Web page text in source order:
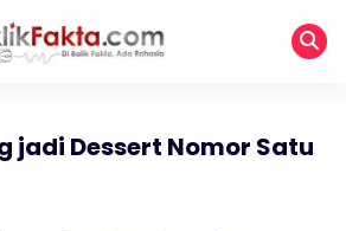
jadi Dessert Nomor Satu